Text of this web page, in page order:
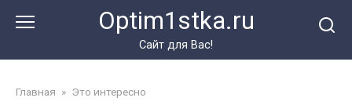
Optim1stka.ru
Сайт для Вас!
Главная » Это интересно